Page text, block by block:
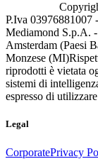
P.Iva 03976881007
Mediamond S.p.A.
Amsterdam (Paesi
Monzese (MI)
riprodotti è vietata
sistemi di
espresso di
Legal
CorporatePrivacy